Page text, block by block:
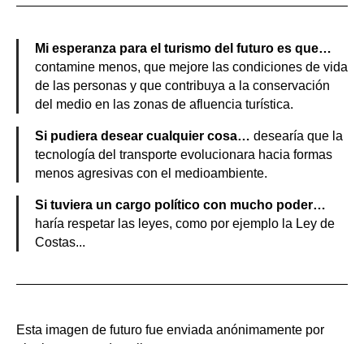
Mi esperanza para el turismo del futuro es que…
contamine menos, que mejore las condiciones de vida
de las personas y que contribuya a la conservación
del medio en las zonas de afluencia turística.
Si pudiera desear cualquier cosa… desearía que la
tecnología del transporte evolucionara hacia formas
menos agresivas con el medioambiente.
Si tuviera un cargo político con mucho poder…
haría respetar las leyes, como por ejemplo la Ley de
Costas...
Esta imagen de futuro fue enviada anónimamente por